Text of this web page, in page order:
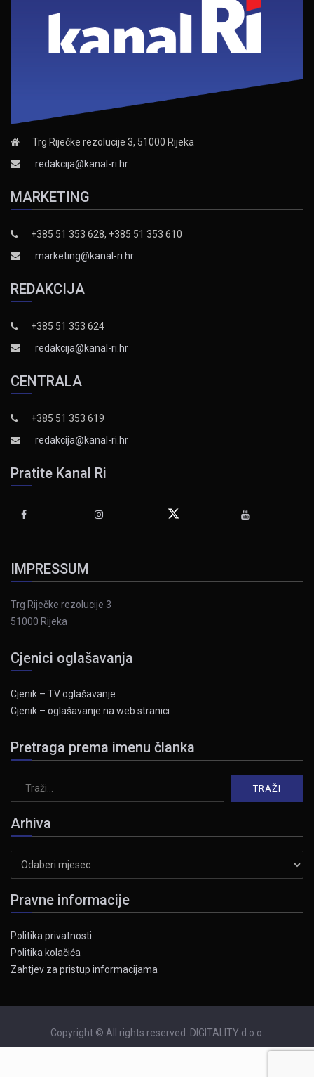
Trg Riječke rezolucije 3, 51000 Rijeka
redakcija@kanal-ri.hr
MARKETING
+385 51 353 628, +385 51 353 610
marketing@kanal-ri.hr
REDAKCIJA
+385 51 353 624
redakcija@kanal-ri.hr
CENTRALA
+385 51 353 619
redakcija@kanal-ri.hr
Pratite Kanal Ri
IMPRESSUM
Trg Riječke rezolucije 3
51000 Rijeka
Cjenici oglašavanja
Cjenik – TV oglašavanje
Cjenik – oglašavanje na web stranici
Pretraga prema imenu članka
Arhiva
Pravne informacije
Politika privatnosti
Politika kolačića
Zahtjev za pristup informacijama
Copyright © All rights reserved. DIGITALITY d.o.o.